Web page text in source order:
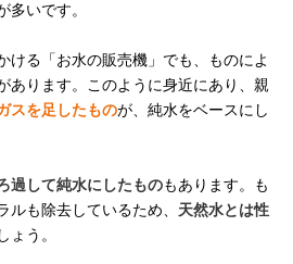
多いです。
ける「お水の販売機」でも、ものによ
あります。このように身近にあり、親
スを足したものが、純水をベースにし
過して純水にしたものもあります。も
ルも除去しているため、 天然水とは性
ょう。